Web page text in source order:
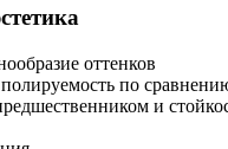
оттенков
по
и